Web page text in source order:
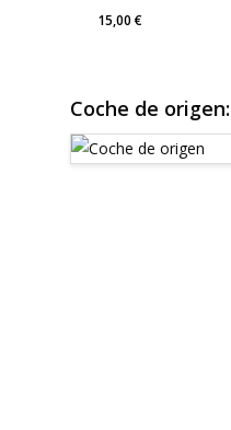
15,00€
Coche de origen: